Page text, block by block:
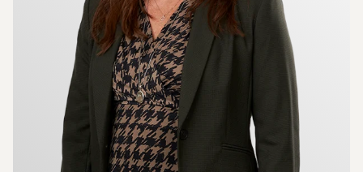
arbetsyta och matplats för 6 personer. Se
alternativ planlösning för öppen planlösning och
separat dusch.
Vacker fastighet anno 1897 med ett mycket
centralt läge invid Stureplan och Humlegården.
Välskött skuldfri brf med 26 bostadsrätter och 2